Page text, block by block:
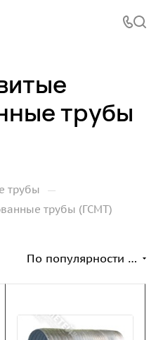
трубы
трубы —
трубы (ГСМТ)
По популярности (возрастание)